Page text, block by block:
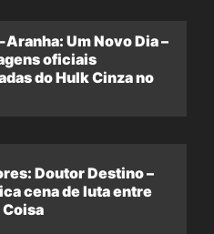
Um Novo Dia –
oficiais
do Hulk Cinza no
Doutor Destino –
cena de luta entre
Coisa